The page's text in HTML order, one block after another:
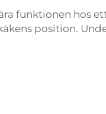
funktionen hos
position.
i den övre